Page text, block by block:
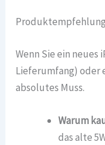
Wenn Sie ein neues
Lieferumfang) oder
absolutes Muss.
Warum
das alte